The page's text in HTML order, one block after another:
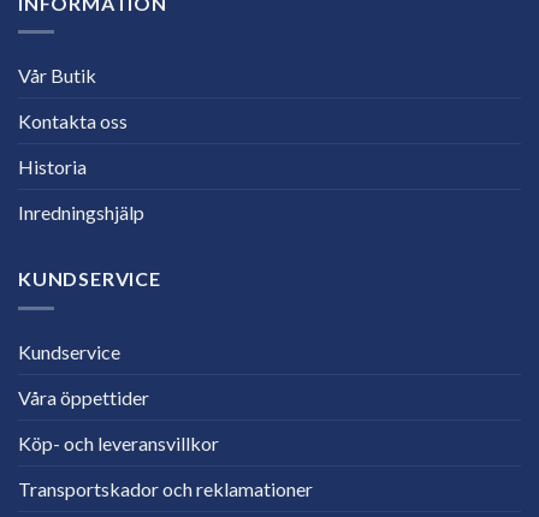
Vår Butik
Kontakta oss
Historia
Inredningshjälp
KUNDSERVICE
Kundservice
Våra öppettider
Köp- och leveransvillkor
Transportskador och reklamationer